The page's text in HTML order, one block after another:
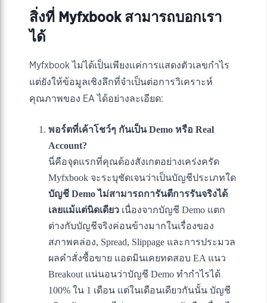
สิ่งที่ Myfxbook สามารถบอกเรา
ได้
Myfxbook ไม่ได้เป็นเพียงแค่การแสดงตัวเลขกำไร
แต่ยังให้ข้อมูลเชิงลึกที่จำเป็นต่อการวิเคราะห์
คุณภาพของ EA ได้อย่างละเอียด:
พอร์ตที่เค้าโชว์ๆ กันเป็น Demo หรือ Real
Account?
นี่คือจุดแรกที่คุณต้องสังเกตอย่างเคร่งครัด
Myfxbook จะระบุชัดเจนว่าเป็นบัญชีประเภทใด
บัญชี Demo ไม่สามารถการันตีการรันจริงได้
เลยแม้แต่นิดเดียว เนื่องจากบัญชี Demo แตก
ต่างกับบัญชีจริงค่อนข้างมากในเรื่องของ
สภาพคล่อง, Spread, Slippage และการประมวล
ผลคำสั่งซื้อขาย แอดมินเคยทดสอบ EA แนว
Breakout แน่นอนว่าบัญชี Demo ทำกำไรได้
100% ใน 1 เดือน แต่ในเดือนเดียวกันนั้น บัญชี